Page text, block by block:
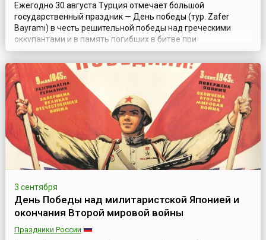
Ежегодно 30 августа Турция отмечает большой
государственный праздник — День победы (тур. Zafer
Bayramı) в честь решительной победы над греческими
оккупантами и в память погибших в битве при
Думлупинаре, которой была завершена война за
независимость Турции в 1922 году.Битва при Думлупинаре
(тур. Dumlupınar Meydan Muharebesi) была последней в
греко-турецкой войне 1919—1922 годов, которая, в свою...
3 сентября
День Победы над милитаристской Японией и
окончания Второй мировой войны
Праздники России